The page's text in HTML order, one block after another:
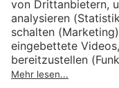
Institut für